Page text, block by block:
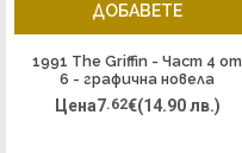
ДОБАВЕТЕ
1991 The Griffin - Част 4 от
6 - графична новела
Цена7.62€(14.90 лв.)